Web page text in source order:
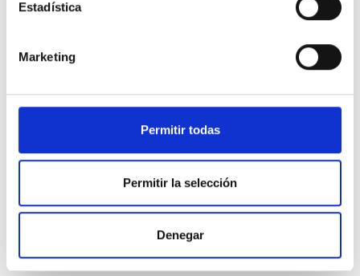
Estadística
Marketing
Permitir todas
Permitir la selección
Denegar
Soldadura Selectiva
Jet Dispensing
Manual Soldering
Reflow Soldering
Repair And Rework
Selective Soldering
Soft Soldering